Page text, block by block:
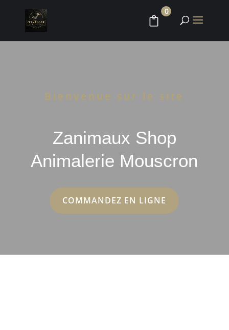
0
Bienvenue sur le site
Zanimaux Shop
Animalerie Mouscron
COMMANDEZ EN LIGNE